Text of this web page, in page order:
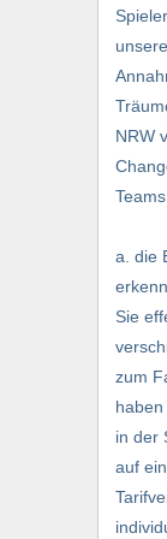
NRW
a. die
Sie
zum
in der
auf